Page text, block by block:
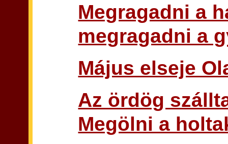
Megragadni a
megragadni a
Május elseje
Az ördög
Megölni a